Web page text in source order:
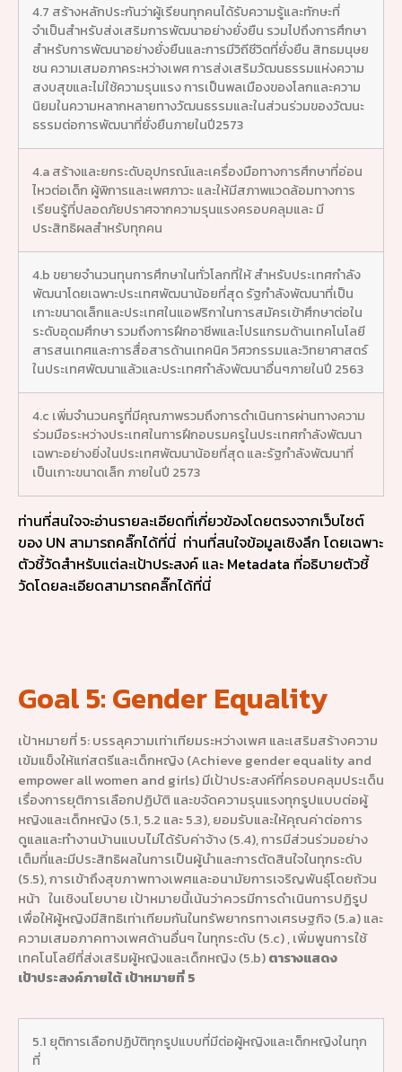
4.7 สร้างหลักประกันว่าผู้เรียนทุกคนได้รับความรู้และทักษะที่
จำเป็นสำหรับส่งเสริมการพัฒนาอย่างยั่งยืน รวมไปถึงการศึกษา
สำหรับการพัฒนาอย่างยั่งยืนและการมีวิถีชีวิตที่ยั่งยืน สิทธมนุษย
ชน ความเสมอภาคระหว่างเพศ การส่งเสริมวัฒนธรรมแห่งความ
สงบสุขและไม่ใช้ความรุนแรง การเป็นพลเมืองของโลกและความ
นิยมในความหลากหลายทางวัฒนธรรมและในส่วนร่วมของวัฒนะ
ธรรมต่อการพัฒนาที่ยั่งยืนภายในปี2573
4.a สร้างและยกระดับอุปกรณ์และเครื่องมือทางการศึกษาที่อ่อน
ไหวต่อเด็ก ผู้พิการและเพศภาวะ และให้มีสภาพแวดล้อมทางการ
เรียนรู้ที่ปลอดภัยปราศจากความรุนแรงครอบคลุมและ มี
ประสิทธิผลสำหรับทุกคน
4.b ขยายจำนวนทุนการศึกษาในทั่วโลกที่ให้ สำหรับประเทศกำลัง
พัฒนาโดยเฉพาะประเทศพัฒนาน้อยที่สุด รัฐกำลังพัฒนาที่เป็น
เกาะขนาดเล็กและประเทศในแอฟริกาในการสมัครเข้าศึกษาต่อใน
ระดับอุดมศึกษา รวมถึงการฝึกอาชีพและโปรแกรมด้านเทคโนโลยี
สารสนเทศและการสื่อสารด้านเทคนิค วิศวกรรมและวิทยาศาสตร์
ในประเทศพัฒนาแล้วและประเทศกำลังพัฒนาอื่นๆภายในปี 2563
4.c เพิ่มจำนวนครูที่มีคุณภาพรวมถึงการดำเนินการผ่านทางความ
ร่วมมือระหว่างประเทศในการฝึกอบรมครูในประเทศกำลังพัฒนา
เฉพาะอย่างยิ่งในประเทศพัฒนาน้อยที่สุด และรัฐกำลังพัฒนาที่
เป็นเกาะขนาดเล็ก ภายในปี 2573
ท่านที่สนใจจะอ่านรายละเอียดที่เกี่ยวข้องโดยตรงจากเว็บไซต์
ของ UN สามารถคลิ๊กได้ที่นี่ ท่านที่สนใจข้อมูลเชิงลึก โดยเฉพาะ
ตัวชี้วัดสำหรับแต่ละเป้าประสงค์ และ Metadata ที่อธิบายตัวชี้
วัดโดยละเอียดสามารถคลิ๊กได้ที่นี่
Goal 5: Gender Equality
เป้าหมายที่ 5: บรรลุความเท่าเทียมระหว่างเพศ และเสริมสร้างความ
เข้มแข็งให้แก่สตรีและเด็กหญิง (Achieve gender equality and
empower all women and girls) มีเป้าประสงค์ที่ครอบคลุมประเด็น
เรื่องการยุติการเลือกปฏิบัติ และขจัดความรุนแรงทุกรูปแบบต่อผู้
หญิงและเด็กหญิง (5.1, 5.2 และ 5.3), ยอมรับและให้คุณค่าต่อการ
ดูแลและทำงานบ้านแบบไม่ได้รับค่าจ้าง (5.4), การมีส่วนร่วมอย่าง
เต็มที่และมีประสิทธิผลในการเป็นผู้นำและการตัดสินใจในทุกระดับ
(5.5), การเข้าถึงสุขภาพทางเพศและอนามัยการเจริญพันธุ์โดยถ้วน
หน้า ในเชิงนโยบาย เป้าหมายนี้เน้นว่าควรมีการดำเนินการปฏิรูป
เพื่อให้ผู้หญิงมีสิทธิเท่าเทียมกันในทรัพยากรทางเศรษฐกิจ (5.a) และ
ความเสมอภาคทางเพศด้านอื่นๆ ในทุกระดับ (5.c) , เพิ่มพูนการใช้
เทคโนโลยีที่ส่งเสริมผู้หญิงและเด็กหญิง (5.b)ตารางแสดง
เป้าประสงค์ภายใต้ เป้าหมายที่ 5
5.1 ยุติการเลือกปฏิบัติทุกรูปแบบที่มีต่อผู้หญิงและเด็กหญิงในทุก
ที่